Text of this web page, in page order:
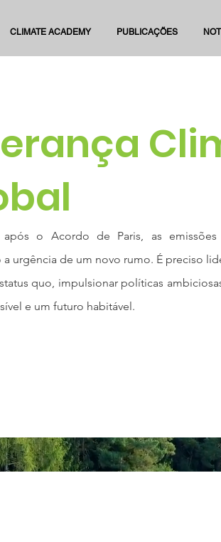
CLIMATE ACADEMY PUBLICAÇÕES
após o Acordo de Paris, as
a urgência de um novo rumo. É preciso
quo, impulsionar políticas
e um futuro habitável.